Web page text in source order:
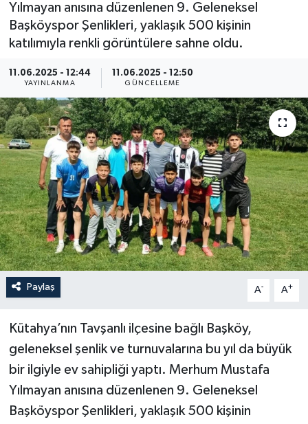
Yılmayan anısına düzenlenen 9. Geleneksel
Başköyspor Şenlikleri, yaklaşık 500 kişinin
katılımıyla renkli görüntülere sahne oldu.
11.06.2025 - 12:44
YAYINLANMA
11.06.2025 - 12:50
GÜNCELLEME
Paylaş A- A+
Kütahya’nın Tavşanlı ilçesine bağlı Başköy,
geleneksel şenlik ve turnuvalarına bu yıl da büyük
bir ilgiyle ev sahipliği yaptı. Merhum Mustafa
Yılmayan anısına düzenlenen 9. Geleneksel
Başköyspor Şenlikleri, yaklaşık 500 kişinin
Sağlık
Yaşam